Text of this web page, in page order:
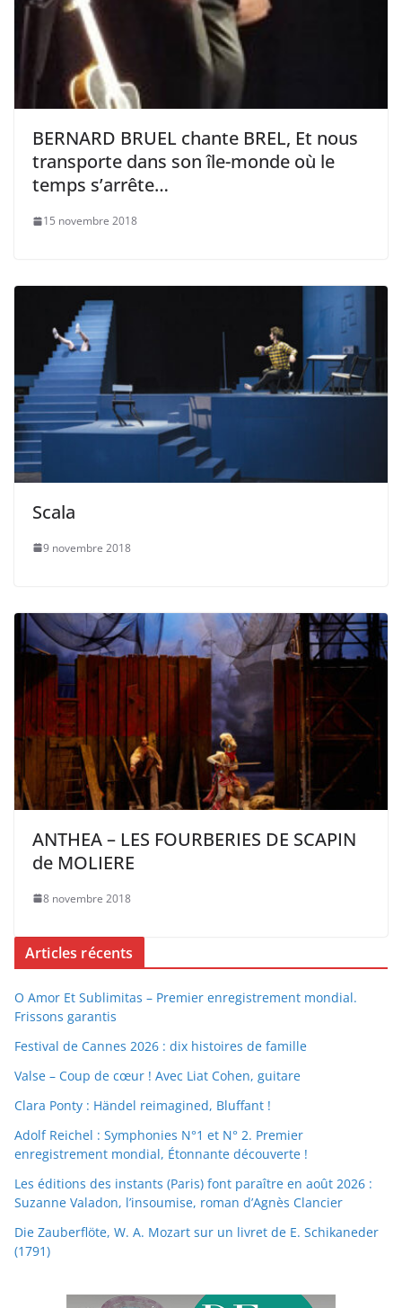
BERNARD BRUEL chante BREL, Et nous
transporte dans son île-monde où le
temps s’arrête…
15 novembre 2018
Scala
9 novembre 2018
ANTHEA – LES FOURBERIES DE SCAPIN
de MOLIERE
8 novembre 2018
Articles récents
O Amor Et Sublimitas – Premier enregistrement mondial.
Frissons garantis
Festival de Cannes 2026 : dix histoires de famille
Valse – Coup de cœur ! Avec Liat Cohen, guitare
Clara Ponty : Händel reimagined, Bluffant !
Adolf Reichel : Symphonies N°1 et N° 2. Premier
enregistrement mondial, Étonnante découverte !
Les éditions des instants (Paris) font paraître en août 2026 :
Suzanne Valadon, l’insoumise, roman d’Agnès Clancier
Die Zauberflöte, W. A. Mozart sur un livret de E. Schikaneder
(1791)